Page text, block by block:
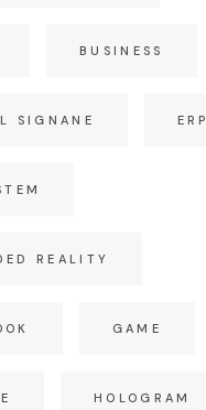
BUSINESS
SIGNANE ERP
REALITY
GAME
HOLOGRAM